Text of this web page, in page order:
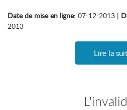
Date de mise en ligne: 07-12-2013 |
2013
Lire la